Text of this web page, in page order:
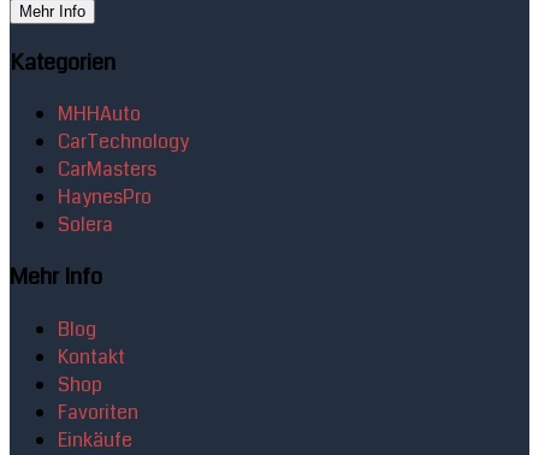
Mehr Info
Kategorien
MHHAuto
CarTechnology
CarMasters
HaynesPro
Solera
Mehr Info
Blog
Kontakt
Shop
Favoriten
Einkäufe